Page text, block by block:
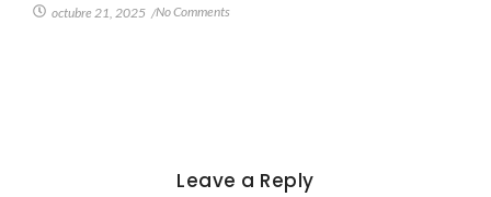
octubre 21, 2025 /No Comments
Leave a Reply